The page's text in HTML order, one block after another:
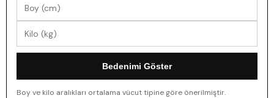
Bedenimi Göster
Boy ve kilo aralıkları ortalama vücut tipine göre önerilmiştir.